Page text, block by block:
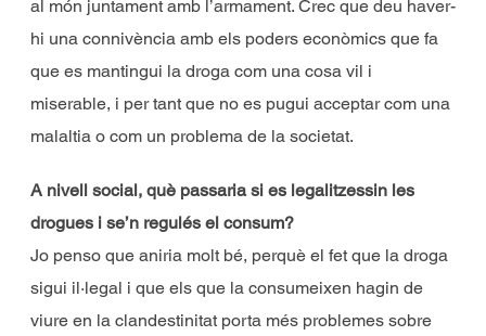
al món juntament amb l’armament. Crec que deu haver-
hi una connivència amb els poders econòmics que fa
que es mantingui la droga com una cosa vil i
miserable, i per tant que no es pugui acceptar com una
malaltia o com un problema de la societat.
A nivell social, què passaria si es legalitzessin les
drogues i se’n regulés el consum?
Jo penso que aniria molt bé, perquè el fet que la droga
sigui il·legal i que els que la consumeixen hagin de
viure en la clandestinitat porta més problemes sobre